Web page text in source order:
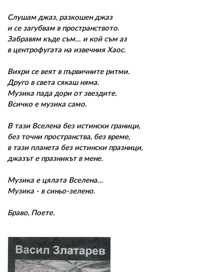
Слушам джаз, разкошен джаз
и се загубвам в пространството.
Забравям къде съм... и кой съм аз
в центрофугата на извечния Хаос.
Вихри се веят в първичните ритми.
Друго в света сякаш няма.
Музика пада дори от звездите.
Всичко е музика само.
В тази Вселена без истински граници,
без точни пространства, без време,
в тази планета без истински празници,
джазът е празникът в мене.
Музика е цялата Вселена...
Музика - в синьо-зелено.
Браво, Поете.